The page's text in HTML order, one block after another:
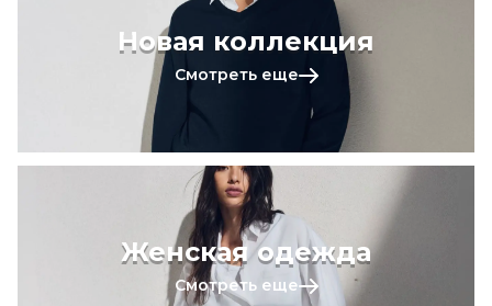
Новая коллекция
Смотреть еще
Женская одежда
Смотреть еще